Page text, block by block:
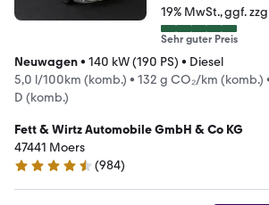
19% MwSt. ggf.
Sehr guter Preis
Neuwagen• 140 kW (190 PS) • Diesel
5,0 l/100km (komb.) • 132 g CO₂/km (komb.)
D (komb.)
Fett & Wirtz Automobile GmbH & Co KG
47441 Moers
4.4 Sterne
(984)